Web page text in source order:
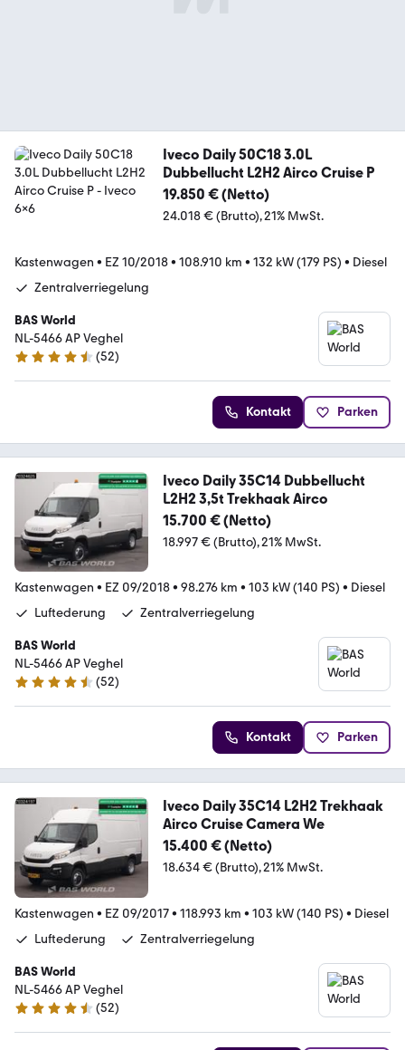
Iveco Daily 50C18 3.0L
Dubbellucht L2H2 Airco Cruise P
19.850 € (Netto)
24.018 € (Brutto) 21% MwSt.
Kastenwagen • EZ 10/2018• 108.910 km • 132 kW (179 PS) • Diesel
Zentralverriegelung
BAS World
NL-5466 AP Veghel
4.7 Sterne
(52)
Kontakt Parken
Iveco Daily 35C14 Dubbellucht
L2H2 3,5t Trekhaak Airco
15.700 € (Netto)
18.997 € (Brutto) 21% MwSt.
Kastenwagen • EZ 09/2018• 98.276 km • 103 kW (140 PS) • Diesel
Luftederung
Zentralverriegelung
BAS World
NL-5466 AP Veghel
4.7 Sterne
(52)
Kontakt Parken
Iveco Daily 35C14 L2H2 Trekhaak
Airco Cruise Camera We
15.400 € (Netto)
18.634 € (Brutto) 21% MwSt.
Kastenwagen • EZ 09/2017• 118.993 km • 103 kW (140 PS) • Diesel
Luftederung
Zentralverriegelung
BAS World
NL-5466 AP Veghel
4.7 Sterne
(52)